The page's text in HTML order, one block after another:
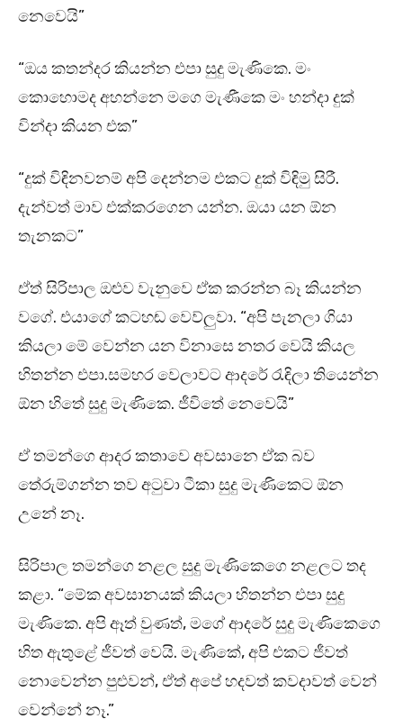
නෙවෙයි”
“ඔය කතන්දර කියන්න එපා සුදු මැණිකෙ. මං
කොහොමද අහන්නෙ මගෙ මැණීකෙ මං හන්දා දුක්
වින්දා කියන එක”
“දුක් විඳිනවනම් අපි දෙන්නම එකට දුක් විඳිමු සිරී.
දැන්වත් මාව එක්කරගෙන යන්න. ඔයා යන ඕන
තැනකට”
ඒත් සිරිපාල ඔළුව වැනුවෙ ඒක කරන්න බෑ කියන්න
වගේ. එයාගේ කටහඬ වෙව්ලුවා. “අපි පැනලා ගියා
කියලා මේ වෙන්න යන විනාසෙ නතර වෙයි කියල
හිතන්න එපා.සමහර වෙලාවට ආදරේ රැඳිලා තියෙන්න
ඕන හිතේ සුදු මැණිකෙ. ජීවිතේ නෙවෙයි”
ඒ තමන්ගෙ ආදර කතාවෙ අවසානෙ ඒක බව
තේරුම්ගන්න තව අටුවා ටීකා සුදු මැණිකෙට ඕන
උනේ නෑ.
සිරිපාල තමන්ගෙ නළල සුදු මැණිකෙගෙ නළලට තද
කළා. “මේක අවසානයක් කියලා හිතන්න එපා සුදු
මැණිකෙ. අපි ඈත් වුණත්, මගේ ආදරේ සුදු මැණිකෙගෙ
හිත ඇතුළේ ජීවත් වෙයි. මැණිකේ, අපි එකට ජීවත්
නොවෙන්න පුළුවන්, ඒත් අපේ හදවත් කවදාවත් වෙන්
වෙන්නේ නෑ.”